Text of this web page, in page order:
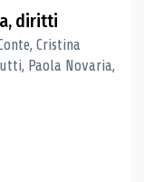
diritti
Cristina
Paola Novaria,